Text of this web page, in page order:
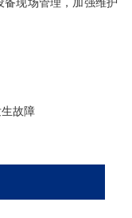
现场管理，加强维护
故障